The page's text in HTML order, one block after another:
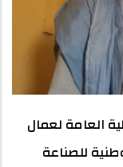
العامة لعمال
للصناعة